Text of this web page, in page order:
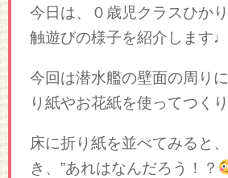
今日は、０歳児クラスひか
触遊びの様子を紹介します♩
今回は潜水艦の壁面の周り
り紙やお花紙を使ってつく
床に折り紙を並べてみると
き、”あれはなんだろう！？